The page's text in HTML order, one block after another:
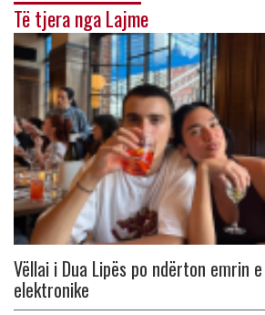
Të tjera nga Lajme
Vëllai i Dua Lipës po ndërton emrin
elektronike